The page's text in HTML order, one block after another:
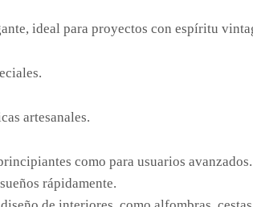
ideal para proyectos con espíritu
artesanales.
como para usuarios avanzados.
rápidamente.